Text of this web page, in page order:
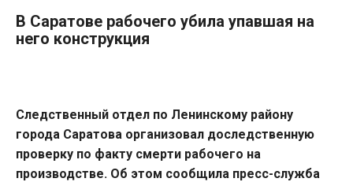
В Саратове рабочего убила упавшая на
него конструкция
Следственный отдел по Ленинскому району
города Саратова организовал доследственную
проверку по факту смерти рабочего на
производстве. Об этом сообщила пресс-служба